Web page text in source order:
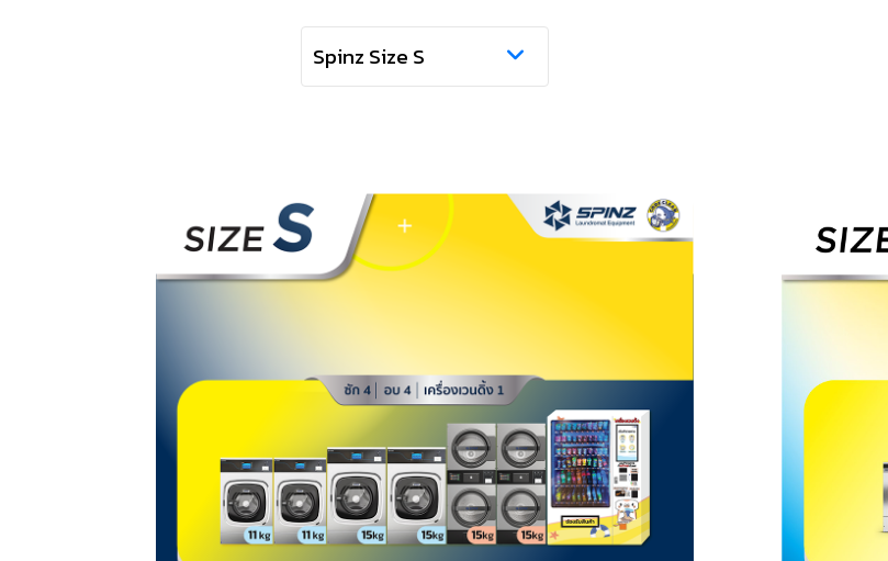
Spinz Size S
Spinz Size L